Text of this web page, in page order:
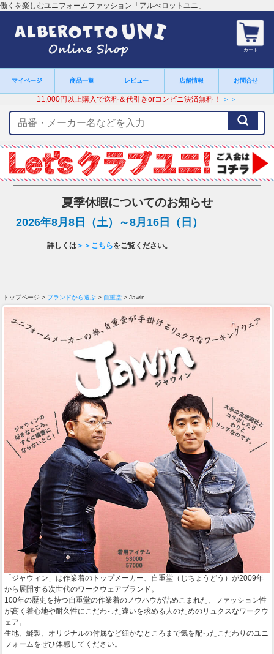
働くを楽しむユニフォームファッション「アルべロットユニ」
カート
マイページ 商品一覧 レビュー 店舗情報 お問合せ
11,000円以上購入で送料＆代引きorコンビニ決済無料！ ＞＞
ー
ワ
ー
ド
夏季休暇についてのお知らせ
2026年8月8日（土）～8月16日（日）
詳しくは ＞＞こちらをご覧ください。
トップページ > ブランドから選ぶ > 自重堂 > Jawin
「ジャウィン」は作業着のトップメーカー、自重堂（じちょうどう）が2009年
から展開する次世代のワークウェアブランド。
100年の歴史を持つ自重堂の作業着のノウハウが詰めこまれた、ファッション性
が高く着心地や耐久性にこだわった違いを求める人のためのリュクスなワークウ
ェア。
生地、縫製、オリジナルの付属など細かなところまで気を配ったこだわりのユニ
フォームをぜひ体感してください。